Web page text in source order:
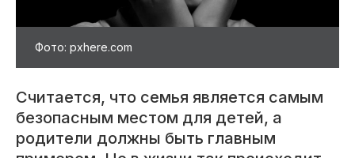
Фото: pxhere.com
Считается, что семья является самым
безопасным местом для детей, а
родители должны быть главным